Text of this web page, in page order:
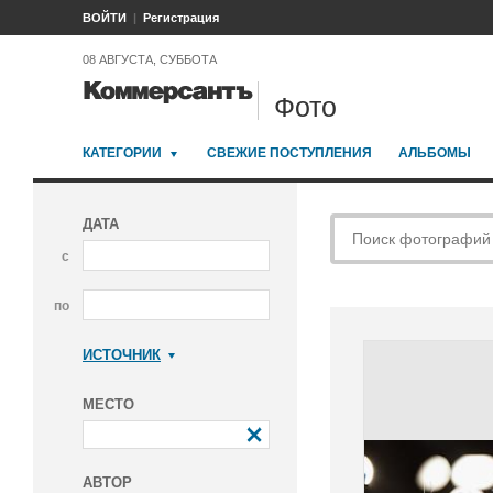
ВОЙТИ Регистрация
08 АВГУСТА, СУББОТА
Фото
КАТЕГОРИИ СВЕЖИЕ ПОСТУПЛЕНИЯ АЛЬБОМЫ
ДАТА
с
по
ИСТОЧНИК
МЕСТО
АВТОР